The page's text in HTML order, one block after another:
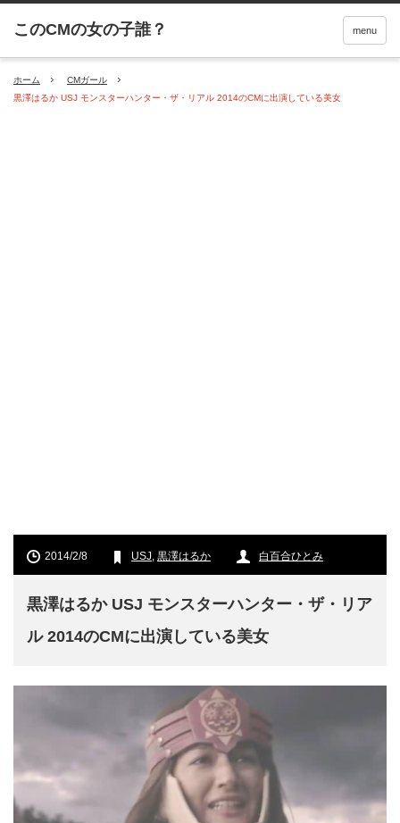
menu
ホーム
CMガール
黒澤はるか USJ モンスターハンター・ザ・リアル 2014のCMに出演している美女
2014/2/8 USJ, 黒澤はるか 白百合ひとみ
黒澤はるか USJ モンスターハンター・ザ・リア
ル 2014のCMに出演している美女